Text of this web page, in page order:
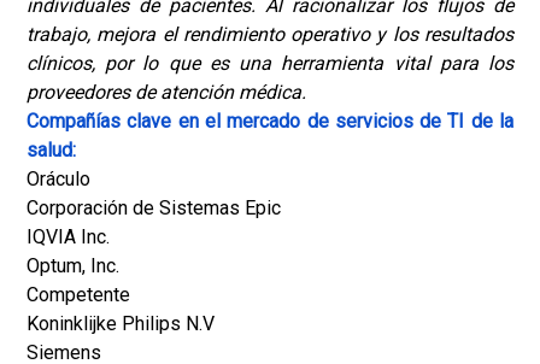
individuales de pacientes. Al racionalizar los flujos de
trabajo, mejora el rendimiento operativo y los resultados
clínicos, por lo que es una herramienta vital para los
proveedores de atención médica.
Compañías clave en el mercado de servicios de TI de la
salud:
Oráculo
Corporación de Sistemas Epic
IQVIA Inc.
Optum, Inc.
Competente
Koninklijke Philips N.V
Siemens